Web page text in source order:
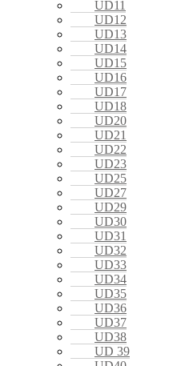
UD11
UD12
UD13
UD14
UD15
UD16
UD17
UD18
UD20
UD21
UD22
UD23
UD25
UD27
UD29
UD30
UD31
UD32
UD33
UD34
UD35
UD36
UD37
UD38
UD 39